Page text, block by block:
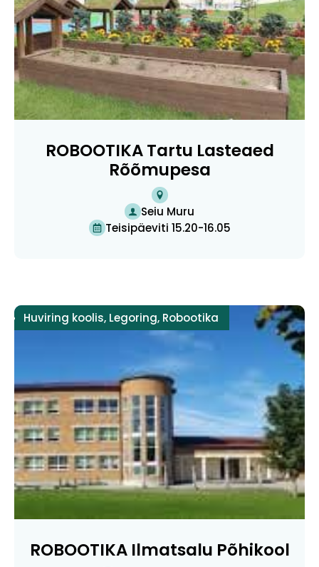
ROBOOTIKA Tartu Lasteaed
Rõõmupesa
Seiu Muru
Teisipäeviti 15.20-16.05
Huviring koolis, Legoring, Robootika
ROBOOTIKA Ilmatsalu Põhikool